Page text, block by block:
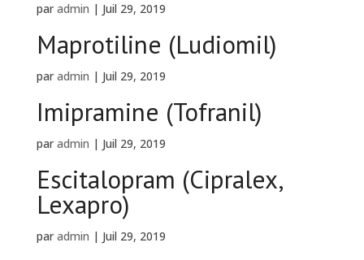
paradmin | Juil 29, 2019
Maprotiline (Ludiomil)
paradmin | Juil 29, 2019
Imipramine (Tofranil)
paradmin | Juil 29, 2019
Escitalopram (Cipralex,
Lexapro)
paradmin | Juil 29, 2019